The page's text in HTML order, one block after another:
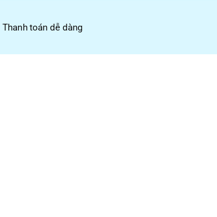
Thanh toán dễ dàng